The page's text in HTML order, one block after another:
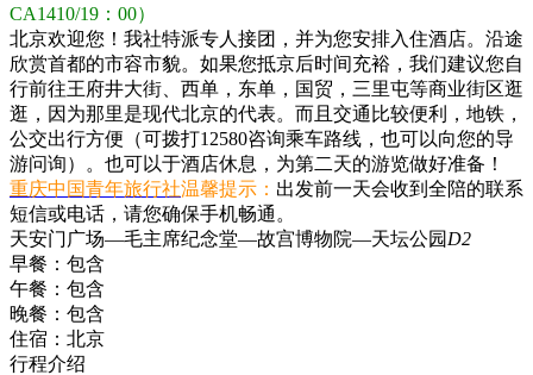
CA1410/19：00）
北京欢迎您！我社特派专人接团，并为您安排入住酒店。沿途
欣赏首都的市容市貌。如果您抵京后时间充裕，我们建议您自
行前往王府井大街、西单，东单，国贸，三里屯等商业街区逛
逛，因为那里是现代北京的代表。而且交通比较便利，地铁，
公交出行方便（可拨打12580咨询乘车路线，也可以向您的导
游问询）。也可以于酒店休息，为第二天的游览做好准备！
重庆中国青年旅行社温馨提示： 出发前一天会收到全陪的联系
短信或电话，请您确保手机畅通。
天安门广场—毛主席纪念堂—故宫博物院—天坛公园 D2
早餐： 包含
午餐： 包含
晚餐： 包含
住宿： 北京
行程介绍